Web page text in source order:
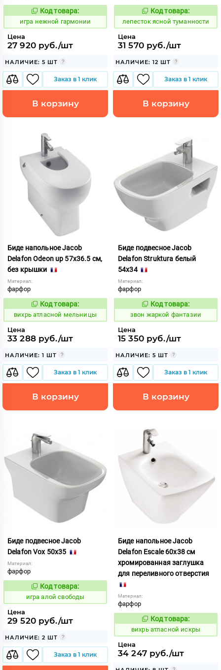
Код:
554891
Код товара:
игра нежной гармонии
Цена
27 920 руб./шт
НАЛИЧИЕ: 5 ШТ
Заказ в 1 клик
В корзину
Код:
874984
Код товара:
лепесток ясной туманности
Цена
31 570 руб./шт
НАЛИЧИЕ: 12 ШТ
Заказ в 1 клик
В корзину
Биде напольное Jacob
Delafon Odeon up 57х36.5 см,
без крышки
Материал:
фарфор
Код:
171174
Код товара:
вихрь атласной мельницы
Цена
33 288 руб./шт
НАЛИЧИЕ: 1 ШТ
Заказ в 1 клик
В корзину
Биде подвесное Jacob
Delafon Struktura белый
54х34
Материал:
фарфор
Код:
456737
Код товара:
звон жаркой фантазии
Цена
15 350 руб./шт
НАЛИЧИЕ: 5 ШТ
Заказ в 1 клик
В корзину
Биде подвесное Jacob
Delafon Vox 50x35
Материал:
фарфор
Код:
547085
Код товара:
игра алой свободы
Цена
29 520 руб./шт
НАЛИЧИЕ: 2 ШТ
Заказ в 1 клик
Биде напольное Jacob
Delafon Escale 60x38 см
хромированная заглушка
для переливного отверстия
Материал:
фарфор
Код:
171159
Код товара:
вихрь атласной искры
Цена
34 247 руб./шт